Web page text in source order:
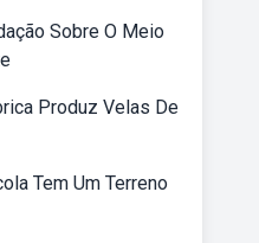
Sobre O Meio
Produz Velas De
Tem Um Terreno